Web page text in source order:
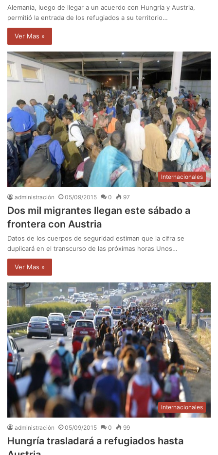
Alemania, luego de llegar a un acuerdo con Hungría y Austria,
permitió la entrada de los refugiados a su territorio…
Ver Mas »
Internacionales
administración 05/09/2015 0 97
Dos mil migrantes llegan este sábado a
frontera con Austria
Datos de los cuerpos de seguridad estiman que la cifra se
duplicará en el transcurso de las próximas horas Unos…
Ver Mas »
Internacionales
administración 05/09/2015 0 99
Hungría trasladará a refugiados hasta